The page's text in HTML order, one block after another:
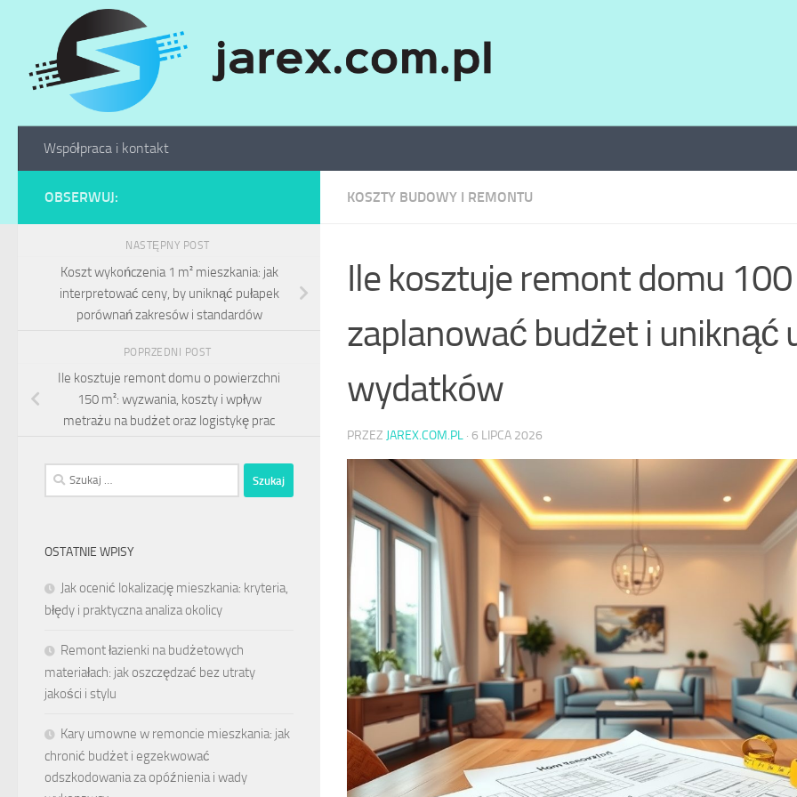
Skip to content
Współpraca i kontakt
KOSZTY BUDOWY I REMONTU
Ile kosztuje remont domu 100
zaplanować budżet i uniknąć
wydatków
PRZEZ JAREX.COM.PL · 6 LIPCA 2026
OBSERWUJ:
NASTĘPNY POST
Koszt wykończenia 1 m² mieszkania: jak
interpretować ceny, by uniknąć pułapek
porównań zakresów i standardów
POPRZEDNI POST
Ile kosztuje remont domu o powierzchni
150 m²: wyzwania, koszty i wpływ
metrażu na budżet oraz logistykę prac
Szukaj:
OSTATNIE WPISY
Jak ocenić lokalizację mieszkania: kryteria,
błędy i praktyczna analiza okolicy
Remont łazienki na budżetowych
materiałach: jak oszczędzać bez utraty
jakości i stylu
Kary umowne w remoncie mieszkania: jak
chronić budżet i egzekwować
odszkodowania za opóźnienia i wady